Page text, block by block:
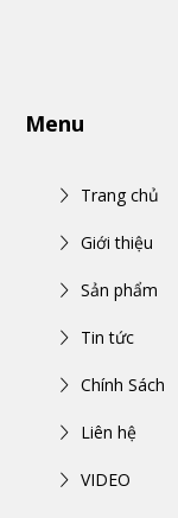
Menu
Trang chủ
Giới thiệu
Sản phẩm
Tin tức
Chính Sách
Liên hệ
VIDEO